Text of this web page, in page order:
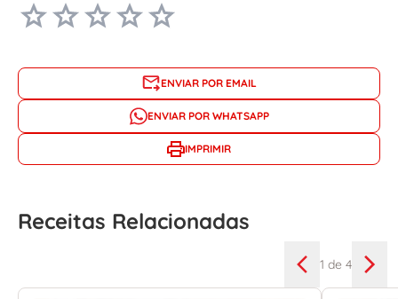
ENVIAR POR EMAIL
ENVIAR POR WHATSAPP
IMPRIMIR
Receitas Relacionadas
1 de 4